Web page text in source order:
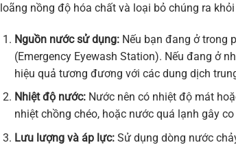
loãng nồng độ hóa chất và loại bỏ chúng ra
Nguồn nước sử dụng:Nếu bạn đang ở trong
(Emergency Eyewash Station). Nếu đang ở
hiệu quả tương đương với các dung dịch
Nhiệt độ nước:Nước nên có nhiệt độ mát
nhiệt chồng chéo, hoặc nước quá lạnh gây
Lưu lượng và áp lực:Sử dụng dòng nước